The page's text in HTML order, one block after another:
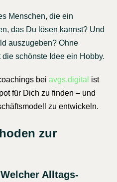
Menschen, die ein
das Du lösen kannst? Und
auszugeben? Ohne
schönste Idee ein Hobby.
bei avgs.digital ist
für Dich zu finden – und
zu entwickeln.
zur
Alltags-